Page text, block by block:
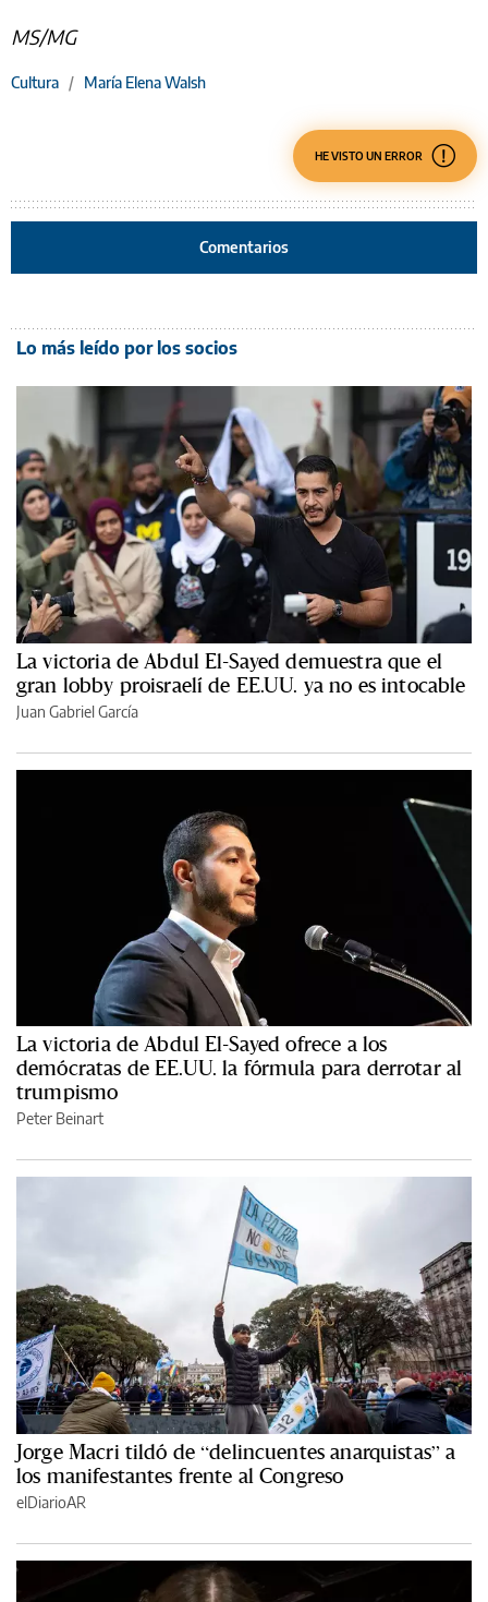
MS/MG
Cultura / María Elena Walsh
HE VISTO UN ERROR
Comentarios
Lo más leído por los socios
La victoria de Abdul El-Sayed demuestra que el
gran lobby proisraelí de EE.UU. ya no es intocable
Juan Gabriel García
La victoria de Abdul El-Sayed ofrece a los
demócratas de EE.UU. la fórmula para derrotar al
trumpismo
Peter Beinart
Jorge Macri tildó de “delincuentes anarquistas” a
los manifestantes frente al Congreso
elDiarioAR